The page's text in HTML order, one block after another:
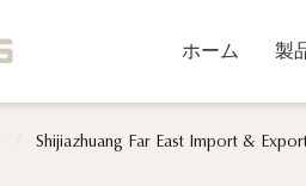
ホーム 製
Shijiazhuang Far East Import &